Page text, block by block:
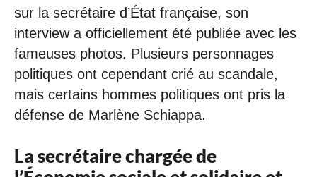
sur la secrétaire d’État française, son
interview a officiellement été publiée avec les
fameuses photos. Plusieurs personnages
politiques ont cependant crié au scandale,
mais certains hommes politiques ont pris la
défense de Marlène Schiappa.
La secrétaire chargée de